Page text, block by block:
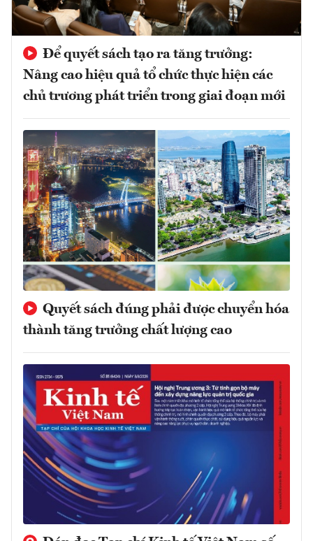
Để quyết sách tạo ra tăng trưởng:
Nâng cao hiệu quả tổ chức thực hiện các
chủ trương phát triển trong giai đoạn mới
Quyết sách đúng phải được chuyển hóa
thành tăng trưởng chất lượng cao